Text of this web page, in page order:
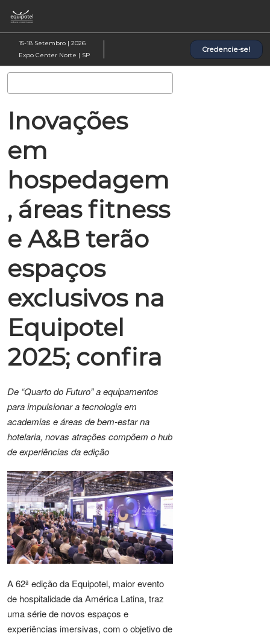
para
o
conteúdo
15-18 Setembro | 2026
Expo Center Norte | SP
Credencie-se!
Inovações
em
hospedagem
, áreas fitness
e A&B terão
espaços
exclusivos na
Equipotel
2025; confira
De “Quarto do Futuro” a equipamentos
para impulsionar a tecnologia em
academias e áreas de bem-estar na
hotelaria, novas atrações compõem o hub
de experiências da edição
A 62ª edição da Equipotel, maior evento
de hospitalidade da América Latina, traz
uma série de novos espaços e
experiências imersivas, com o objetivo de